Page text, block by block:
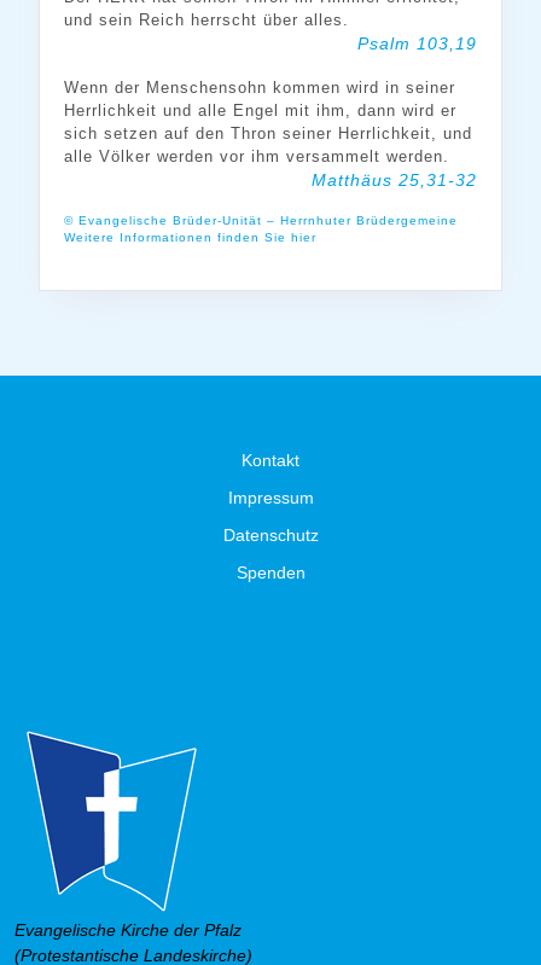
und sein Reich herrscht über alles.
Psalm 103,19
Wenn der Menschensohn kommen wird in seiner
Herrlichkeit und alle Engel mit ihm, dann wird er
sich setzen auf den Thron seiner Herrlichkeit, und
alle Völker werden vor ihm versammelt werden.
Matthäus 25,31-32
© Evangelische Brüder-Unität – Herrnhuter Brüdergemeine
Weitere Informationen finden Sie hier
Kontakt
Impressum
Datenschutz
Spenden
Evangelische Kirche der Pfalz
(Protestantische Landeskirche)